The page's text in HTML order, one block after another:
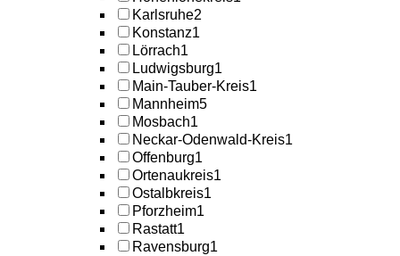
Karlsruhe2
Konstanz1
Lörrach1
Ludwigsburg1
Main-Tauber-Kreis1
Mannheim5
Mosbach1
Neckar-Odenwald-Kreis1
Offenburg1
Ortenaukreis1
Ostalbkreis1
Pforzheim1
Rastatt1
Ravensburg1